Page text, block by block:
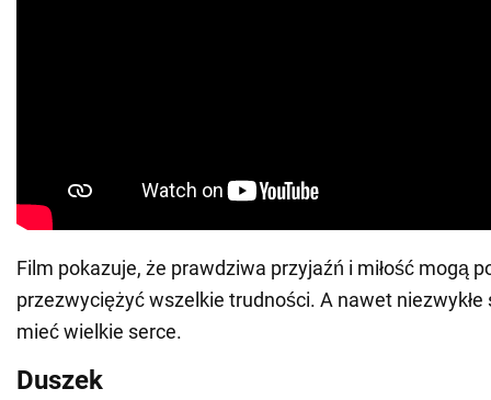
Film pokazuje, że prawdziwa przyjaźń i miłość mogą
przezwyciężyć wszelkie trudności. A nawet
mieć wielkie serce.
Duszek